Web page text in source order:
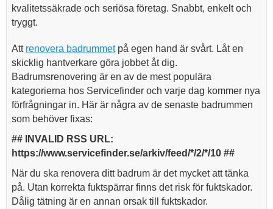
kvalitetssäkrade och seriösa företag. Snabbt, enkelt och
tryggt.
Att renovera badrummetpå egen hand är svårt. Låt en
skicklig hantverkare göra jobbet åt dig.
Badrumsrenovering är en av de mest populära
kategorierna hos Servicefinder och varje dag kommer nya
förfrågningar in. Här är några av de senaste badrummen
som behöver fixas:
## INVALID RSS URL:
https://www.servicefinder.se/arkiv/feed/*/2/*/10 ##
När du ska renovera ditt badrum är det mycket att tänka
på. Utan korrekta fuktspärrar finns det risk för fuktskador.
Dålig tätning är en annan orsak till fuktskador.